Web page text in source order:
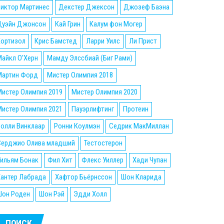
Мартинес
Декстер Джексон
Джозеф Баэна
Джонсон
Кай Грин
Калум фон Могер
Крис Бамстед Ларри Уилс
Ли Прист
О'Херн
Мамду Элссбиай (Биг Рами)
Форд
Мистер Олимпия 2018
Олимпия 2019
Мистер Олимпия 2020
Олимпия 2021
Пауэрлифтинг
Протеин
Винклаар
Ронни Коулмэн
Седрик МакМиллан
Олива младший
Тестостерон
Бонак
Фил Хит Флекс Уиллер
Хади Чупан
Лабрада
Хафтор Бьёрнссон
Шон Кларида
Роден
Шон Рэй Эдди Холл